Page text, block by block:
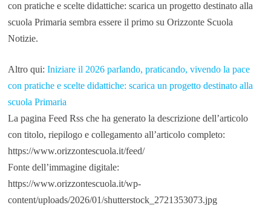
con pratiche e scelte didattiche: scarica un progetto destinato alla
scuola Primaria sembra essere il primo su Orizzonte Scuola
Notizie.
Altro qui: Iniziare il 2026 parlando, praticando, vivendo la pace
con pratiche e scelte didattiche: scarica un progetto destinato alla
scuola Primaria
La pagina Feed Rss che ha generato la descrizione dell’articolo
con titolo, riepilogo e collegamento all’articolo completo:
https://www.orizzontescuola.it/feed/
Fonte dell’immagine digitale:
https://www.orizzontescuola.it/wp-
content/uploads/2026/01/shutterstock_2721353073.jpg